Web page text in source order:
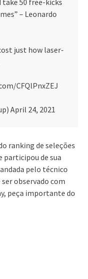
– Leonardo
just how laser-
CFQlPnxZEJ
April 24, 2021
ranking de seleções
participou de sua
pelo técnico
observado com
peça importante do